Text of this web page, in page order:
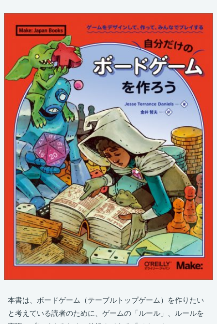
本書は、ボードゲーム（テーブルトップゲーム）を作りたい
と考えている読者のために、ゲームの「ルール」、ルールを